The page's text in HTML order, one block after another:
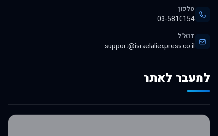
טלפון
03-5810154
דוא"ל
support@israelaliexpress.co.il
למעבר לאתר
לרכישה באלי אקספרס